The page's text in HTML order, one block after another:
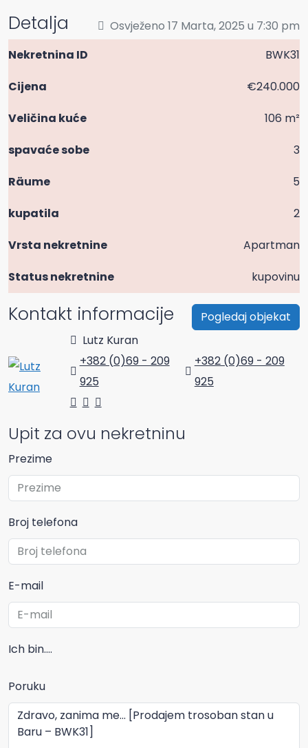
Detalja
Osvježeno 17 Marta, 2025 u 7:30 pm
Nekretnina ID
BWK31
Cijena
€240.000
Veličina kuće
106 m²
spavaće sobe
3
Räume
5
kupatila
2
Vrsta nekretnine
Apartman
Status nekretnine
kupovinu
Kontakt informacije
Pogledaj objekat
Lutz Kuran
+382 (0)69 - 209
925
+382 (0)69 - 209
925
Upit za ovu nekretninu
Prezime
Broj telefona
E-mail
Ich bin....
Poruku